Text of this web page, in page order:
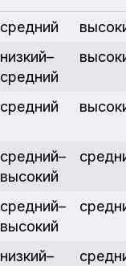
средний
низкий–
средний
средний
средний–
высокий
средний–
высокий
низкий–